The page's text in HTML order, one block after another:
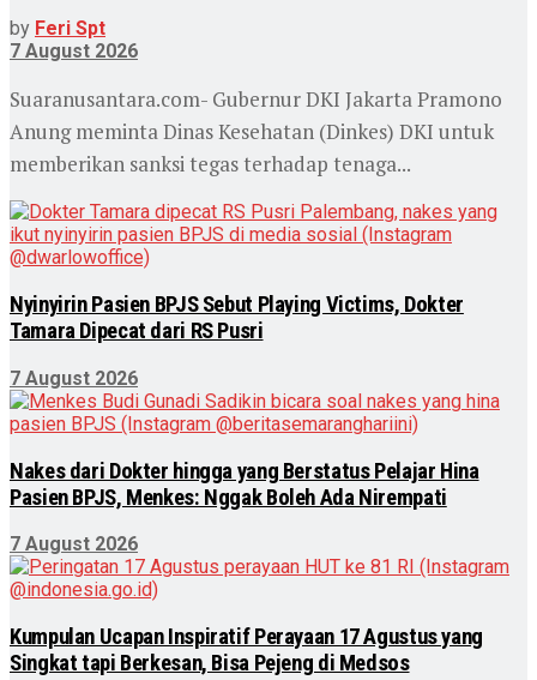
by Feri Spt
7 August 2026
Suaranusantara.com- Gubernur DKI Jakarta Pramono
Anung meminta Dinas Kesehatan (Dinkes) DKI untuk
memberikan sanksi tegas terhadap tenaga...
Nyinyirin Pasien BPJS Sebut Playing Victims, Dokter
Tamara Dipecat dari RS Pusri
7 August 2026
Nakes dari Dokter hingga yang Berstatus Pelajar Hina
Pasien BPJS, Menkes: Nggak Boleh Ada Nirempati
7 August 2026
Kumpulan Ucapan Inspiratif Perayaan 17 Agustus yang
Singkat tapi Berkesan, Bisa Pejeng di Medsos